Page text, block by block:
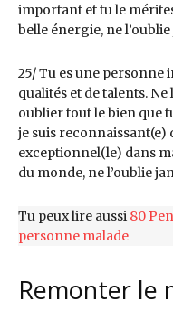
important et tu le
belle énergie, ne
25/ Tu es une personne
qualités et de talents.
oublier tout le bien que
je suis reconnaissant(e)
exceptionnel(le) dans
du monde, ne l’oublie
Tu peux lire aussi 80
personne malade
Remonter le